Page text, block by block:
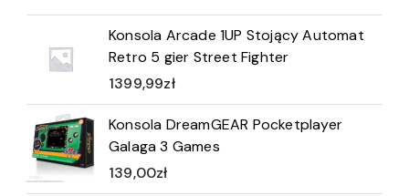
Konsola Arcade 1UP Stojący Automat
Retro 5 gier Street Fighter
1399,99zł
Konsola DreamGEAR Pocketplayer
Galaga 3 Games
139,00zł